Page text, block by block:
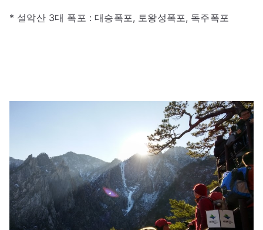
* 설악산 3대 폭포 : 대승폭포, 토왕성폭포, 독주폭포